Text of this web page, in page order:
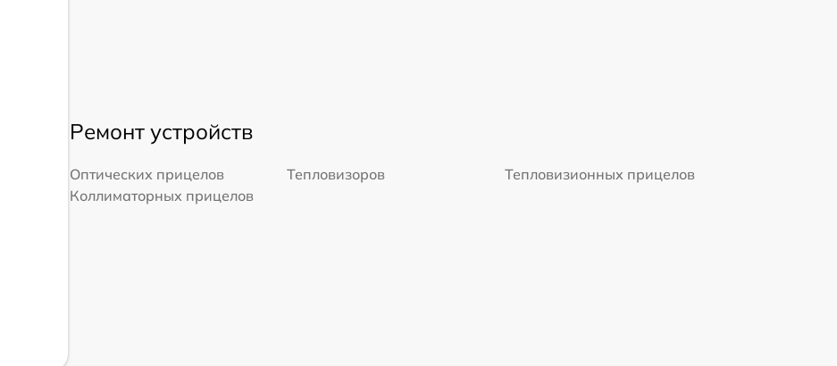
Ремонт устройств
Оптических прицелов Тепловизоров
Тепловизионных прицелов
Коллиматорных прицелов